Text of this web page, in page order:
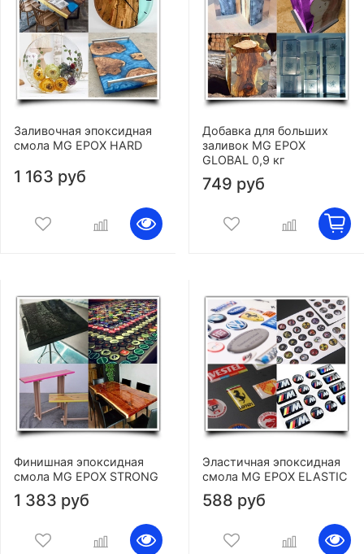
Заливочная эпоксидная
смола MG EPOX HARD
1 163 руб
Добавка для больших
заливок MG EPOX
GLOBAL 0,9 кг
749 руб
Финишная эпоксидная
смола MG EPOX STRONG
1 383 руб
Эластичная эпоксидная
смола MG EPOX ELASTIC
588 руб